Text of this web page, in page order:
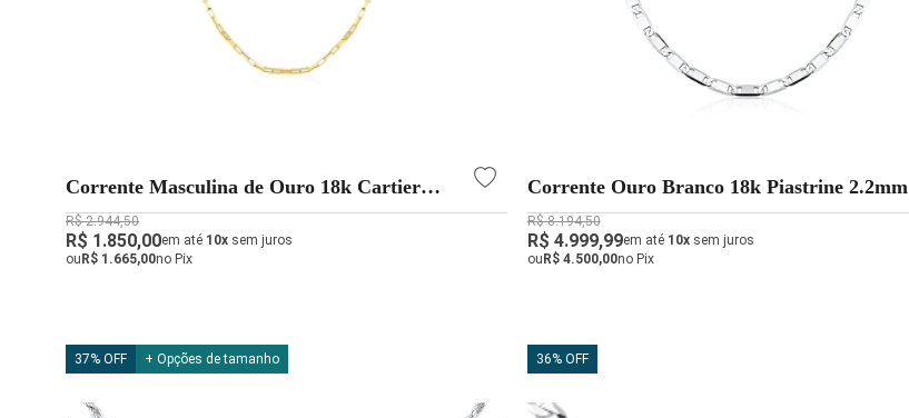
Corrente Masculina de Ouro 18k Cartier
Longa 60cm 2mm x 1mm
R$ 2.944,50
R$ 1.850,00em até 10x sem juros
ouR$ 1.665,00no Pix
Corrente Ouro Branco 18k Piastrine 2.2mm
R$ 8.194,50
R$ 4.999,99em até 10xsem juros
ouR$ 4.500,00no Pix
37% OFF + Opções de tamanho 36% OFF